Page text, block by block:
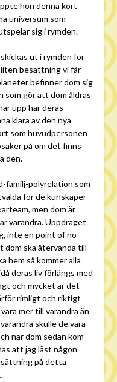
hon denna kort
universum som
sig i rymden.
ut i rymden för
besättning vi får
befinner dom sig
som gör att dom åldras
upp har deras
klara av den nya
som huvudpersonen
på om det finns
den.
familj-polyrelation som
för de kunskaper
men dom är
varandra. Uppdraget
inte en point of no
ska återvända till
hem så kommer alla
deras liv förlängs med
och mycket är det
rimligt och riktigt
mer till varandra än
skulle de vara
när dom sedan kom
att jag läst någon
på detta